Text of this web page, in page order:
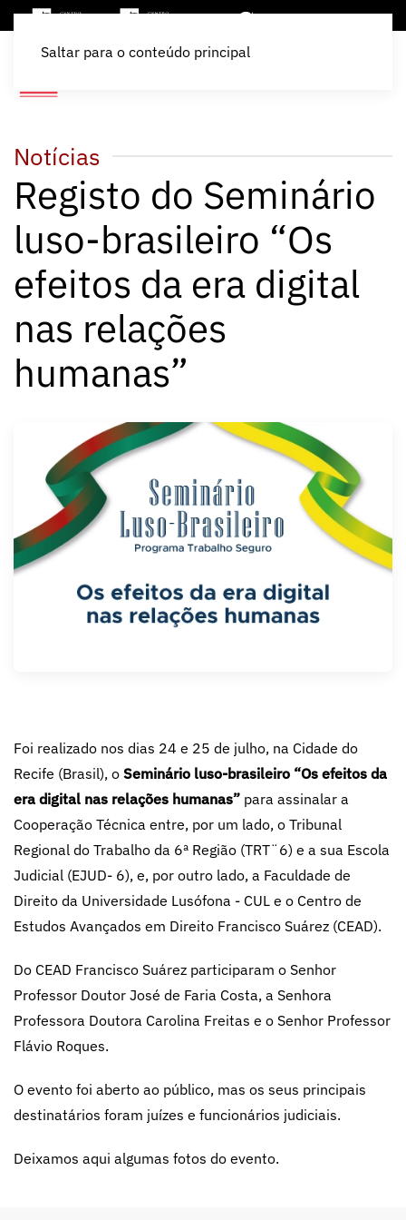
Saltar para o conteúdo principal
Notícias
Registo do Seminário
luso-brasileiro “Os
efeitos da era digital
nas relações
humanas”
Foi realizado nos dias 24 e 25 de julho, na Cidade do
Recife (Brasil), o Seminário luso-brasileiro “Os efeitos da
era digital nas relações humanas” para assinalar a
Cooperação Técnica entre, por um lado, o Tribunal
Regional do Trabalho da 6ª Região (TRT¨6) e a sua Escola
Judicial (EJUD- 6), e, por outro lado, a Faculdade de
Direito da Universidade Lusófona - CUL e o Centro de
Estudos Avançados em Direito Francisco Suárez (CEAD).
Do CEAD Francisco Suárez participaram o Senhor
Professor Doutor José de Faria Costa, a Senhora
Professora Doutora Carolina Freitas e o Senhor Professor
Flávio Roques.
O evento foi aberto ao público, mas os seus principais
destinatários foram juízes e funcionários judiciais.
Deixamos aqui algumas fotos do evento.